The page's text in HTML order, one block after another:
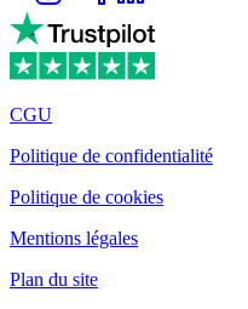
CGU
Politique de confidentialité
Politique de cookies
Mentions légales
Plan du site